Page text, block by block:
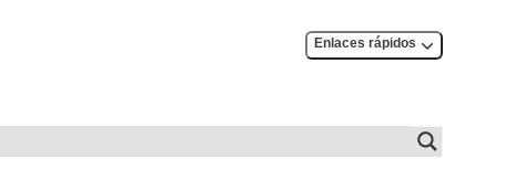
Enlaces rápidos